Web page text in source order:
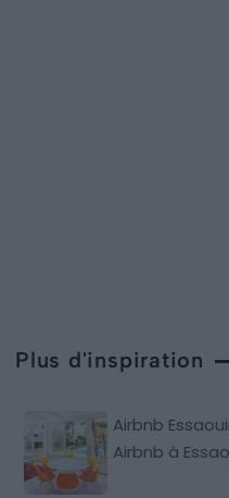
Plus d'inspiration
Airbnb
Airbnb à